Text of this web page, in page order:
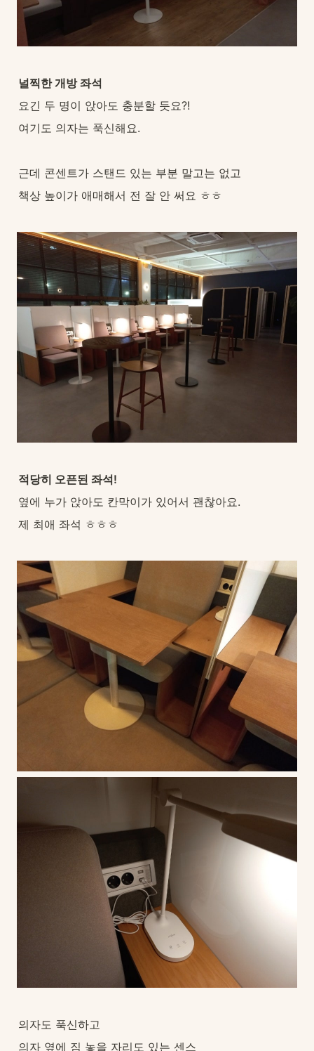
널찍한 개방 좌석
요긴 두 명이 앉아도 충분할 듯요?!
여기도 의자는 푹신해요.
근데 콘센트가 스탠드 있는 부분 말고는 없고
책상 높이가 애매해서 전 잘 안 써요 ㅎㅎ
적당히 오픈된 좌석!
옆에 누가 앉아도 칸막이가 있어서 괜찮아요.
제 최애 좌석 ㅎㅎㅎ
의자도 푹신하고
의자 옆에 짐 놓을 자리도 있는 센스